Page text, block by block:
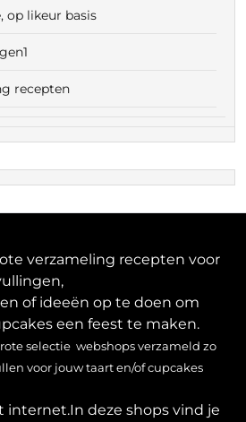
op likeur basis
recepten
verzameling recepten voor
of ideeën op te doen om
een feest te maken.
selectie webshops verzameld zo
voor jouw taart en/of cupcakes
deze shops vind je